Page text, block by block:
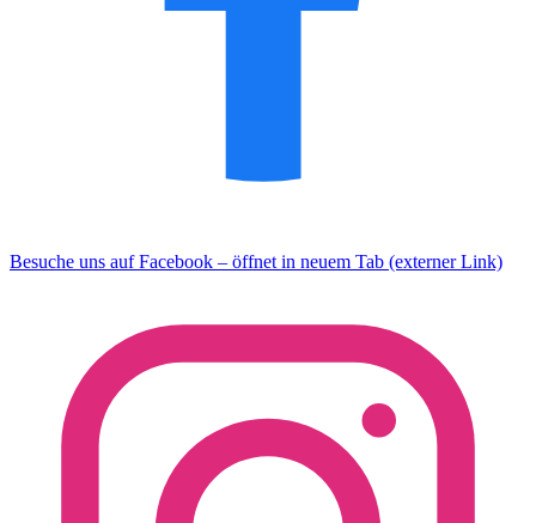
Besuche uns auf Facebook – öffnet in neuem Tab (externer Link)